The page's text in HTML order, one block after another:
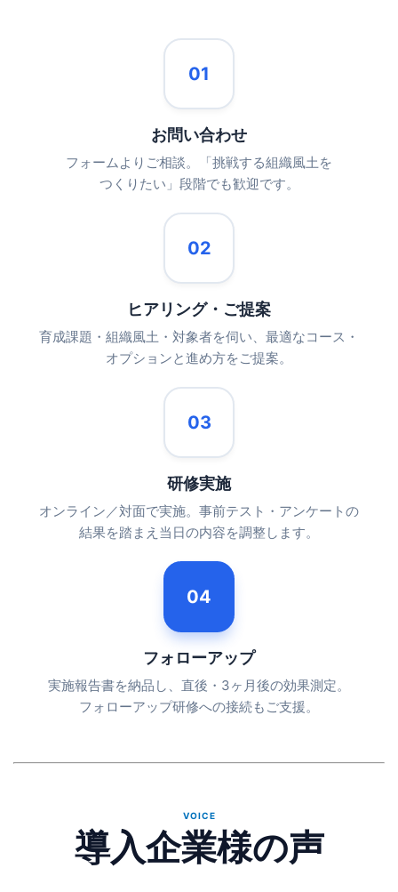
01
お問い合わせ
フォームよりご相談。「挑戦する組織風土を
つくりたい」段階でも歓迎です。
02
ヒアリング・ご提案
育成課題・組織風土・対象者を伺い、最適なコース・
オプションと進め方をご提案。
03
研修実施
オンライン／対面で実施。事前テスト・アンケートの
結果を踏まえ当日の内容を調整します。
04
フォローアップ
実施報告書を納品し、直後・3ヶ月後の効果測定。
フォローアップ研修への接続もご支援。
VOICE
導入企業様の声